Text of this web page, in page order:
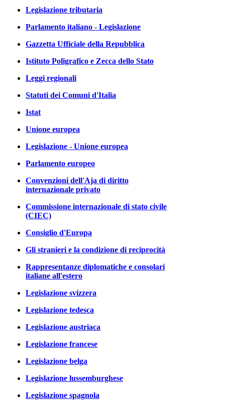
Legislazione tributaria
Parlamento italiano - Legislazione
Gazzetta Ufficiale della Repubblica
Istituto Poligrafico e Zecca dello Stato
Leggi regionali
Statuti dei Comuni d'Italia
Istat
Unione europea
Legislazione - Unione europea
Parlamento europeo
Convenzioni dell'Aja di diritto
internazionale privato
Commissione internazionale di stato civile
(CIEC)
Consiglio d'Europa
Gli stranieri e la condizione di reciprocità
Rappresentanze diplomatiche e consolari
italiane all'estero
Legislazione svizzera
Legislazione tedesca
Legislazione austriaca
Legislazione francese
Legislazione belga
Legislazione lussemburghese
Legislazione spagnola